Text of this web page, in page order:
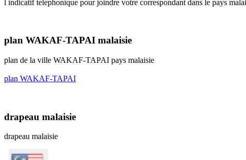
l indicatif telephonique pour joindre votre correspondant dans le pays
plan WAKAF-TAPAI malaisie
plan de la ville WAKAF-TAPAI pays malaisie
plan WAKAF-TAPAI
drapeau malaisie
drapeau malaisie